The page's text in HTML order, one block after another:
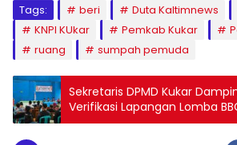
Tags: beri Duta Kaltimnews
KNPI KUkar
Pemkab Kukar
ruang
sumpah pemuda
Sekretaris DPMD Kukar
Verifikasi Lapangan Lomba